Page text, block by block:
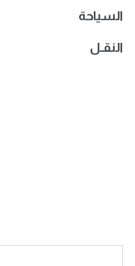
السياحة
النقـل